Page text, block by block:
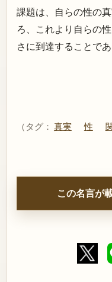
課題は、自らの性の
ろ、これより自らの
さに到達することであ
（タグ： 真実 性
この名言が